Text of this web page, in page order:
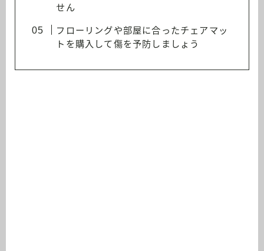
せん
フローリングや部屋に合ったチェアマッ
トを購入して傷を予防しましょう